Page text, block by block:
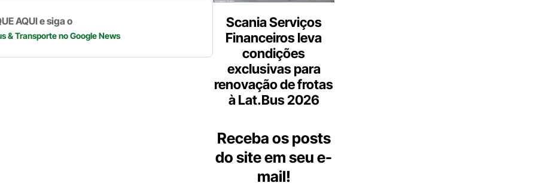
AQUI e siga o
& Transporteno Google News
Scania Serviços
Financeiros leva
condições
exclusivas para
renovação de frotas
à Lat.Bus 2026
Receba os posts
do site em seu e-
mail!